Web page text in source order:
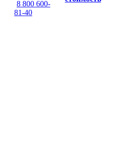
8 800 600-
81-40